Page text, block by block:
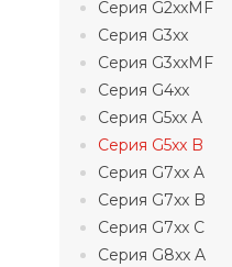
Серия G2xxMF
Серия G3xx
Серия G3xxMF
Серия G4xx
Серия G5xx A
Серия G5xx B
Серия G7xx A
Серия G7xx B
Серия G7xx C
Серия G8xx A